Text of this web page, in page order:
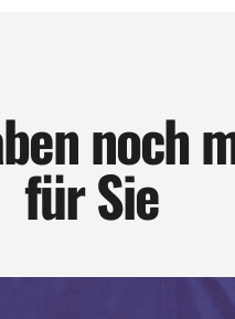
noch
für Sie